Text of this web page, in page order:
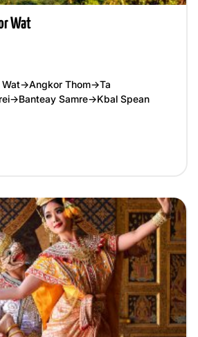
Wat
Thom→Ta
Samre→Kbal Spean